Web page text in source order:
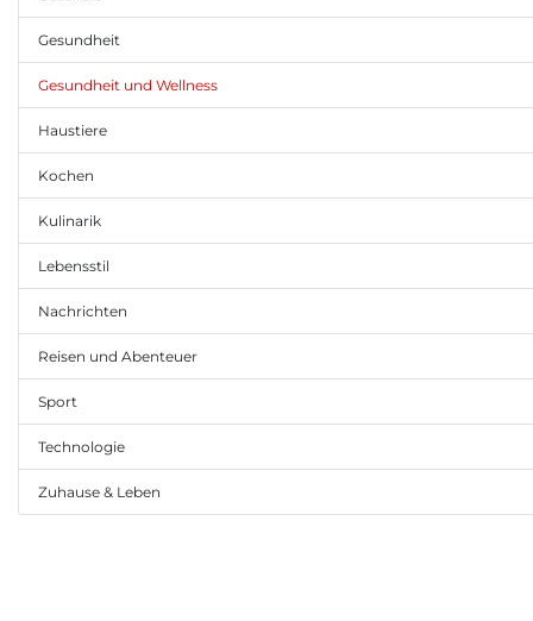
Gesundheit
Gesundheit und Wellness
Haustiere
Kochen
Kulinarik
Lebensstil
Nachrichten
Reisen und Abenteuer
Sport
Technologie
Zuhause & Leben